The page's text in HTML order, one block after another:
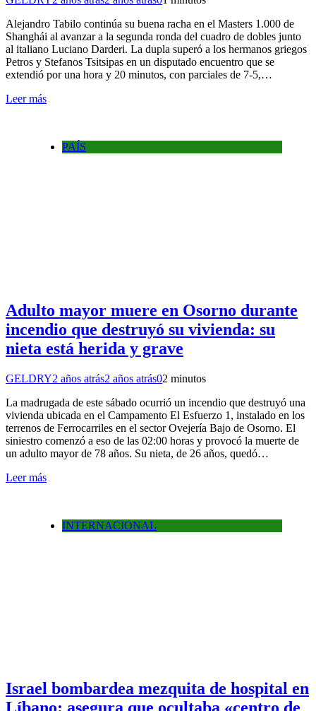
Alejandro Tabilo continúa su buena racha en el Masters 1.000 de
Shanghái al avanzar a la segunda ronda del cuadro de dobles junto
al italiano Luciano Darderi. La dupla superó a los hermanos griegos
Petros y Stefanos Tsitsipas en un disputado encuentro que se
extendió por una hora y 20 minutos, con parciales de 7-5,…
Leer más
PAÍS
Adulto mayor muere en Osorno durante
incendio que destruyó su vivienda: su
nieta está herida y grave
GELDRY2 años atrás2 años atrás02 minutos
La madrugada de este sábado ocurrió un incendio que destruyó una
vivienda ubicada en el Campamento El Esfuerzo 1, instalado en los
terrenos de Ferrocarriles en el sector Ovejería Bajo de Osorno. El
siniestro comenzó a eso de las 02:00 horas y provocó la muerte de
un adulto mayor de 78 años. Su nieta, de 26 años, quedó…
Leer más
INTERNACIONAL
Israel bombardea mezquita de hospital en